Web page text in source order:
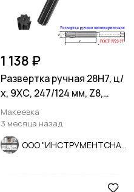
1 138 ₽
Развертка ручная 28Н7, ц/
х, 9ХС, 247/124 мм, Z8,
2360-0154, СССР.
Макеевка
3 месяца назад